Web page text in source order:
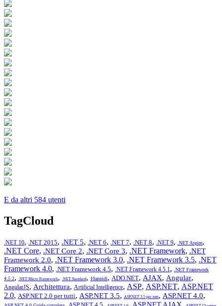
E da altri 584 utenti
TagCloud
.NET 10, .NET 2015, .NET 5, .NET 6, .NET 7, .NET 8, .NET 9, .NET Aspire,
.NET Core, .NET Core 2, .NET Core 3, .NET Framework, .NET
Framework 2.0, .NET Framework 3.0, .NET Framework 3.5, .NET
Framework 4.0, .NET Framework 4.5, .NET Framework 4.5.1,
.NET Framework
4.5.2, .NET Micro Framework, .NET Standard, 10annidi, ADO.NET, AJAX, Angular,
AngularJS, Architettura, Artificial Intelligence, ASP, ASP.NET, ASP.NET
2.0, ASP.NET 2.0 per tutti, ASP.NET 3.5, ASP.NET 3.5 per tutti, ASP.NET 4.0,
, , , , ,